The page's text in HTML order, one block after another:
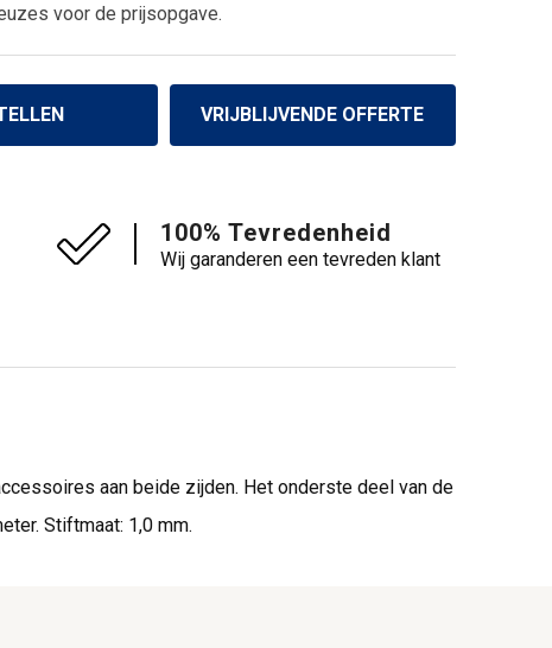
voor de prijsopgave.
VRIJBLIJVENDE OFFERTE
100% Tevredenheid
Wij garanderen een tevreden klant
aan beide zijden. Het onderste deel van de
Stiftmaat: 1,0 mm.